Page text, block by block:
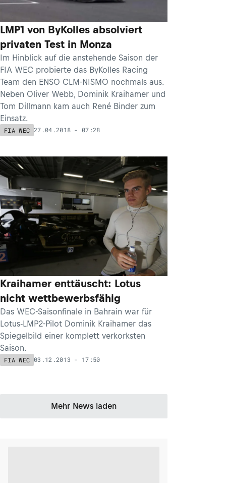
LMP1 von ByKolles absolviert
privaten Test in Monza
Im Hinblick auf die anstehende Saison der
FIA WEC probierte das ByKolles Racing
Team den ENSO CLM-NISMO nochmals aus.
Neben Oliver Webb, Dominik Kraihamer und
Tom Dillmann kam auch René Binder zum
Einsatz.
FIA WEC 27.04.2018 - 07:28
Kraihamer enttäuscht: Lotus
nicht wettbewerbsfähig
Das WEC-Saisonfinale in Bahrain war für
Lotus-LMP2-Pilot Dominik Kraihamer das
Spiegelbild einer komplett verkorksten
Saison.
FIA WEC 03.12.2013 - 17:50
Mehr News laden